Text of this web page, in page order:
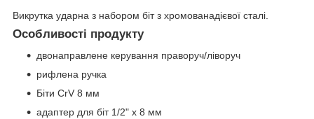
Викрутка ударна з набором біт з хромованадієвої сталі.
Особливості продукту
двонаправлене керування праворуч/ліворуч
рифлена ручка
Біти CrV 8 мм
адаптер для біт 1/2" x 8 мм